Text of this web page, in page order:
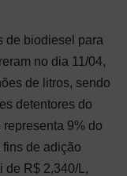
de biodiesel para
no dia 11/04,
de litros, sendo
detentores do
9% do
de adição
de R$ 2,340/L,